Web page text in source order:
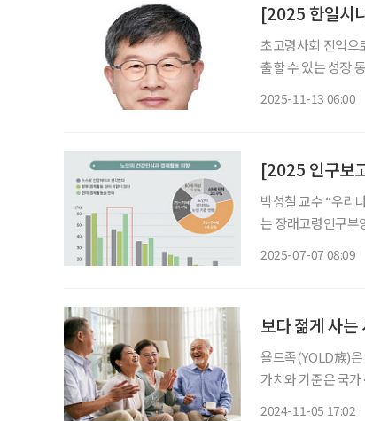
[2025 한일시
초고령사회 진입으
출할 수 있는 성장
2025-11-13 06:00
[2025 인구보
박성철 교수 “우리
는 장래고령인구부양비로 정비해야” 우리나
2025-07-07 08:09
보다 젊게 사는
욜드족(YOLD族)
가치와 기준은 국
2024-11-05 17:02